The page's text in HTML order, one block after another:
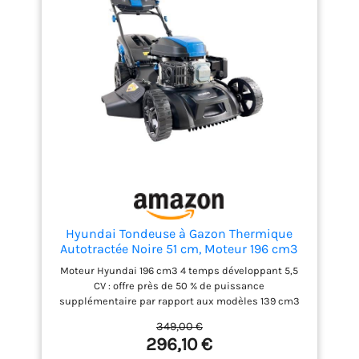
réglables de 25 à 75 mm : adaptez facilement la
finition de votre pelouse tout au long de l'année
Garantie Hyundai 3 ans pour usage domestique et 1
an pour usage professionnel pour une tranquillité
d'esprit totale
Hyundai Tondeuse à Gazon Thermique
Autotractée Noire 51 cm, Moteur 196 cm3
5,5 CV, Bac 60 L, Coupe 4-en-1 Mulching,
Garantie 3 Ans - HYM20200SPX-EU
Moteur Hyundai 196 cm3 4 temps développant 5,5
CV : offre près de 50 % de puissance
supplémentaire par rapport aux modèles 139 cm3
pelouses exigeantes et les grandes surfaces
Système autotracté à traction arrière : la tondeuse
349,00 €
296,10 €